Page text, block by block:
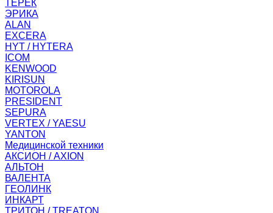
ТЕРЕК
ЭРИКА
ALAN
EXCERA
HYT / HYTERA
ICOM
KENWOOD
KIRISUN
MOTOROLA
PRESIDENT
SEPURA
VERTEX / YAESU
YANTON
Медицинской техники
АКСИОН / AXION
АЛЬТОН
ВАЛЕНТА
ГЕОЛИНК
ИНКАРТ
ТРИТОН / TREATON